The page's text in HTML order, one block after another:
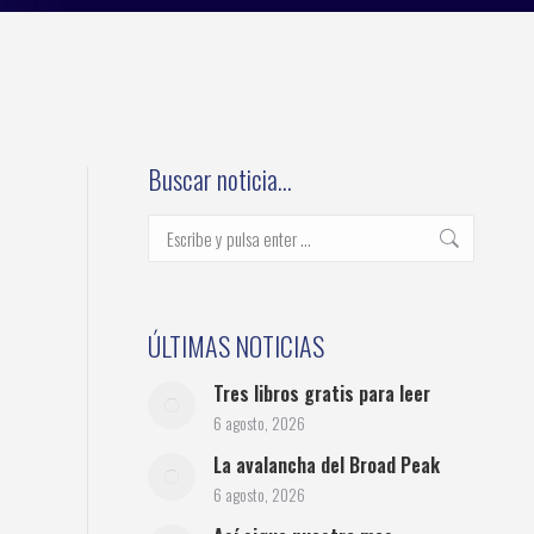
Buscar noticia…
Buscar:
ÚLTIMAS NOTICIAS
Tres libros gratis para leer
6 agosto, 2026
La avalancha del Broad Peak
6 agosto, 2026